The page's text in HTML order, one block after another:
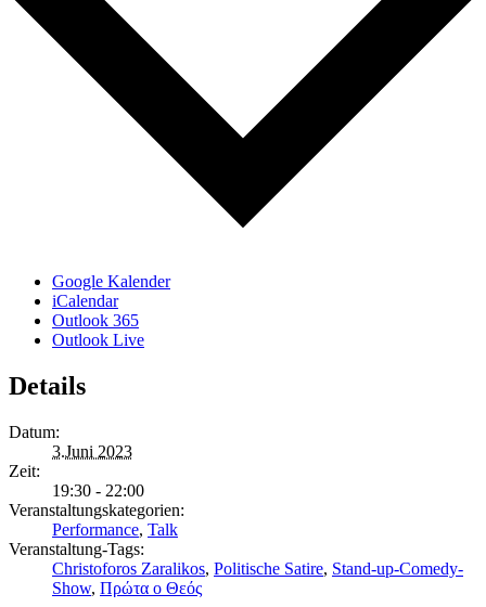
Google Kalender
iCalendar
Outlook 365
Outlook Live
Details
Datum:
3.Juni 2023
Zeit:
19:30 - 22:00
Veranstaltungskategorien:
Performance, Talk
Veranstaltung-Tags:
Christoforos Zaralikos, Politische Satire, Stand-up-Comedy-
Show, Πρώτα ο Θεός